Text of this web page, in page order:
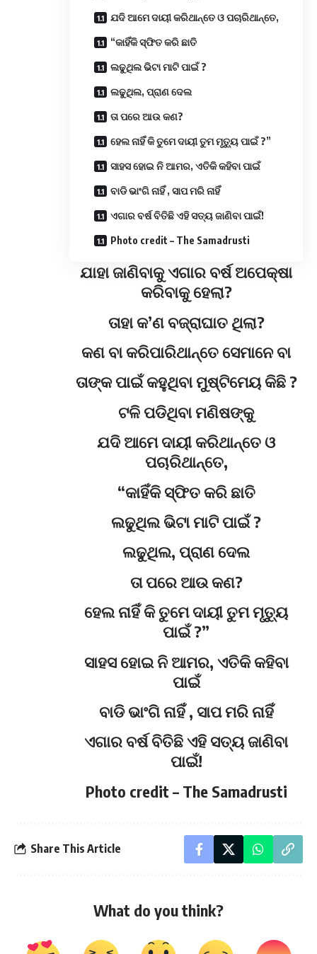
ଯଦି ଆମେ ଦାୟୀ କରିଥାନ୍ତେ ଓ ପଚାରିଥାନ୍ତେ,
“କାହିଁକି ସ୍ଫିତ କରି ଛାତି
ଲଢୁଥିଲ ଭିଟା ମାଟି ପାଇଁ ?
ଲଢୁଥିଲ, ପ୍ରାଣ ଦେଲ
ତା ପରେ ଆଉ କଣ?
ହେଲ ନାହିଁ କି ତୁମେ ଦାୟୀ ତୁମ ମୃତ୍ୟୁ ପାଇଁ ?”
ସାହସ ହୋଇ ନି ଆମର, ଏତିକି କହିବା ପାଇଁ
ବାଡି ଭାଂଗି ନାହିଁ , ସାପ ମରି ନାହିଁ
ଏଗାର ବର୍ଷ ବିତିଛି ଏହି ସତ୍ୟ ଜାଣିବା ପାଇଁ!
Photo credit – The Samadrusti
ଯାହା ଜାଣିବାକୁ ଏଗାର ବର୍ଷ ଅପେକ୍ଷା
କରିବାକୁ ହେଲା?
ତାହା କ’ଣ ବଜ୍ରାଘାତ ଥିଲା?
କଣ ବା କରିପାରିଥାନ୍ତେ ସେମାନେ ବା
ତାଙ୍କ ପାଇଁ କହୁଥିବା ମୁଷ୍ଟିମେୟ କିଛି ?
ଟଳି ପଡିଥିବା ମଣିଷଙ୍କୁ
ଯଦି ଆମେ ଦାୟୀ କରିଥାନ୍ତେ ଓ
ପଚାରିଥାନ୍ତେ,
“କାହିଁକି ସ୍ଫିତ କରି ଛାତି
ଲଢୁଥିଲ ଭିଟା ମାଟି ପାଇଁ ?
ଲଢୁଥିଲ, ପ୍ରାଣ ଦେଲ
ତା ପରେ ଆଉ କଣ?
ହେଲ ନାହିଁ କି ତୁମେ ଦାୟୀ ତୁମ ମୃତ୍ୟୁ
ପାଇଁ ?”
ସାହସ ହୋଇ ନି ଆମର, ଏତିକି କହିବା
ପାଇଁ
ବାଡି ଭାଂଗି ନାହିଁ , ସାପ ମରି ନାହିଁ
ଏଗାର ବର୍ଷ ବିତିଛି ଏହି ସତ୍ୟ ଜାଣିବା
ପାଇଁ!
Photo credit – The Samadrusti
Share This Article
What do you think?